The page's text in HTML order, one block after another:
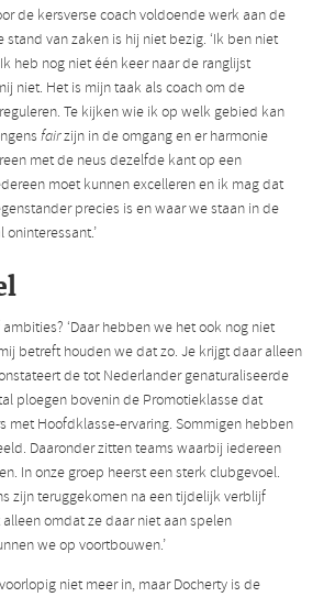
de kersverse coach voldoende werk aan de
van zaken is hij niet bezig. ‘Ik ben niet
heb nog niet één keer naar de ranglijst
niet. Het is mijn taak als coach om de
Te kijken wie ik op welk gebied kan
fairzijn in de omgang en er harmonie
met de neus dezelfde kant op een
moet kunnen excelleren en ik mag dat
precies is en waar we staan in de
‘Daar hebben we het ook nog niet
betreft houden we dat zo. Je krijgt daar alleen
de tot Nederlander genaturaliseerde
ploegen bovenin de Promotieklasse dat
met Hoofdklasse-ervaring. Sommigen hebben
Daaronder zitten teams waarbij iedereen
In onze groep heerst een sterk clubgevoel.
zijn teruggekomen na een tijdelijk verblijf
omdat ze daar niet aan spelen
we op voortbouwen.’
niet meer in, maar Docherty is de